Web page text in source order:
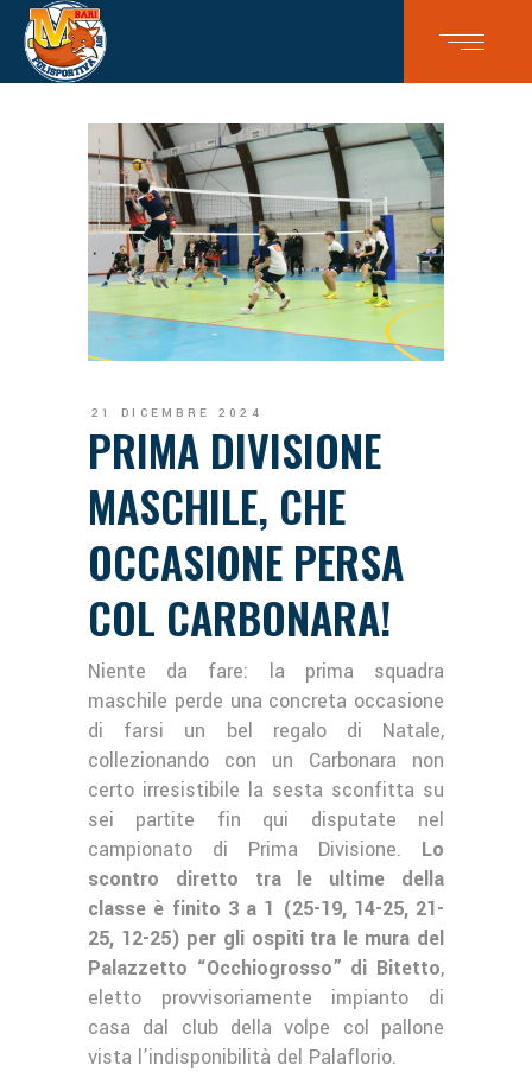
21 DICEMBRE 2024
PRIMA DIVISIONE
MASCHILE, CHE
OCCASIONE PERSA
COL CARBONARA!
Niente da fare: la prima squadra
maschile perde una concreta occasione
di farsi un bel regalo di Natale,
collezionando con un Carbonara non
certo irresistibile la sesta sconfitta su
sei partite fin qui disputate nel
campionato di Prima Divisione. Lo
scontro diretto tra le ultime della
classe è finito 3 a 1 (25-19, 14-25, 21-
25, 12-25) per gli ospiti tra le mura del
Palazzetto “Occhiogrosso” di Bitetto,
eletto provvisoriamente impianto di
casa dal club della volpe col pallone
vista l’indisponibilità del Palaflorio.